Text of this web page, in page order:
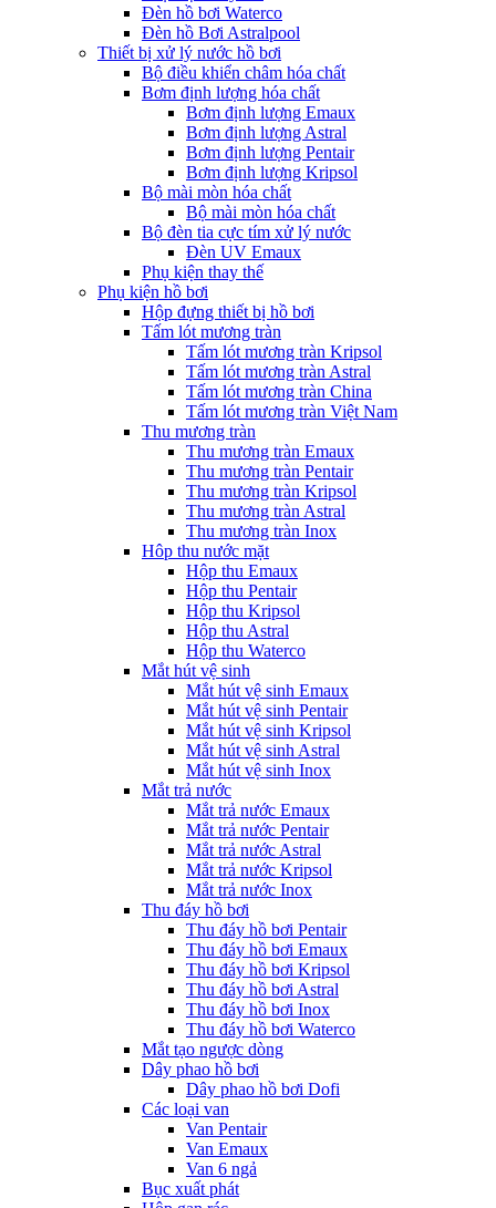
Đèn hồ bơi Waterco
Đèn hồ Bơi Astralpool
Thiết bị xử lý nước hồ bơi
Bộ điều khiển châm hóa chất
Bơm định lượng hóa chất
Bơm định lượng Emaux
Bơm định lượng Astral
Bơm định lượng Pentair
Bơm định lượng Kripsol
Bộ mài mòn hóa chất
Bộ mài mòn hóa chất
Bộ đèn tia cực tím xử lý nước
Đèn UV Emaux
Phụ kiện thay thế
Phụ kiện hồ bơi
Hộp đựng thiết bị hồ bơi
Tấm lót mương tràn
Tấm lót mương tràn Kripsol
Tấm lót mương tràn Astral
Tấm lót mương tràn China
Tấm lót mương tràn Việt Nam
Thu mương tràn
Thu mương tràn Emaux
Thu mương tràn Pentair
Thu mương tràn Kripsol
Thu mương tràn Astral
Thu mương tràn Inox
Hôp thu nước mặt
Hộp thu Emaux
Hộp thu Pentair
Hộp thu Kripsol
Hộp thu Astral
Hộp thu Waterco
Mắt hút vệ sinh
Mắt hút vệ sinh Emaux
Mắt hút vệ sinh Pentair
Mắt hút vệ sinh Kripsol
Mắt hút vệ sinh Astral
Mắt hút vệ sinh Inox
Mắt trả nước
Mắt trả nước Emaux
Mắt trả nước Pentair
Mắt trả nước Astral
Mắt trả nước Kripsol
Mắt trả nước Inox
Thu đáy hồ bơi
Thu đáy hồ bơi Pentair
Thu đáy hồ bơi Emaux
Thu đáy hồ bơi Kripsol
Thu đáy hồ bơi Astral
Thu đáy hồ bơi Inox
Thu đáy hồ bơi Waterco
Mắt tạo ngược dòng
Dây phao hồ bơi
Dây phao hồ bơi Dofi
Các loại van
Van Pentair
Van Emaux
Van 6 ngả
Bục xuất phát